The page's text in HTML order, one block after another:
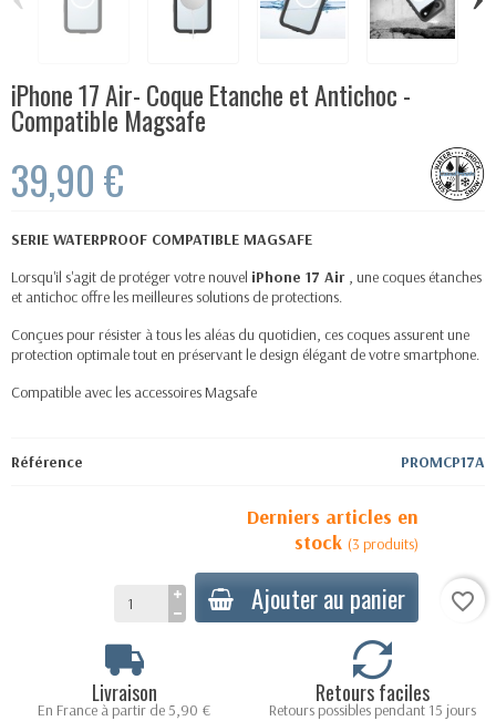
iPhone 17 Air- Coque Etanche et Antichoc -
Compatible Magsafe
39,90 €
SERIE WATERPROOF COMPATIBLE MAGSAFE
Lorsqu'il s'agit de protéger votre nouvel iPhone 17 Air , une coques étanches
et antichoc offre les meilleures solutions de protections.
Conçues pour résister à tous les aléas du quotidien, ces coques assurent une
protection optimale tout en préservant le design élégant de votre smartphone.
Compatible avec les accessoiresMagsafe
Référence PROMCP17A
Derniers articles en
stock (3 produits)
Ajouter au panier favorite_border
Livraison
En France à partir de 5,90 €
Retours faciles
Retours possibles pendant 15 jours